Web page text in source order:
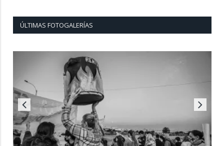
ÚLTIMAS FOTOGALERÍAS